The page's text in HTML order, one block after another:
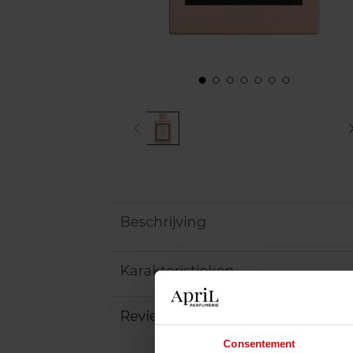
Consentement
Beschrijving
Karakteristieken
Review